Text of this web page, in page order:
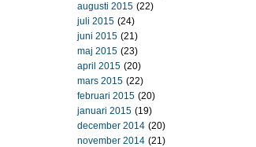
augusti 2015 (22)
juli 2015 (24)
juni 2015 (21)
maj 2015 (23)
april 2015 (20)
mars 2015 (22)
februari 2015 (20)
januari 2015 (19)
december 2014 (20)
november 2014 (21)